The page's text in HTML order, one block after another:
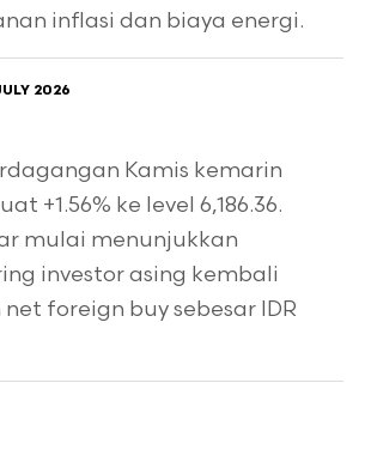
inflasi dan biaya energi.
2026
Kamis kemarin
+1.56% ke level 6,186.36.
mulai menunjukkan
investor asing kembali
foreign buy sebesar IDR